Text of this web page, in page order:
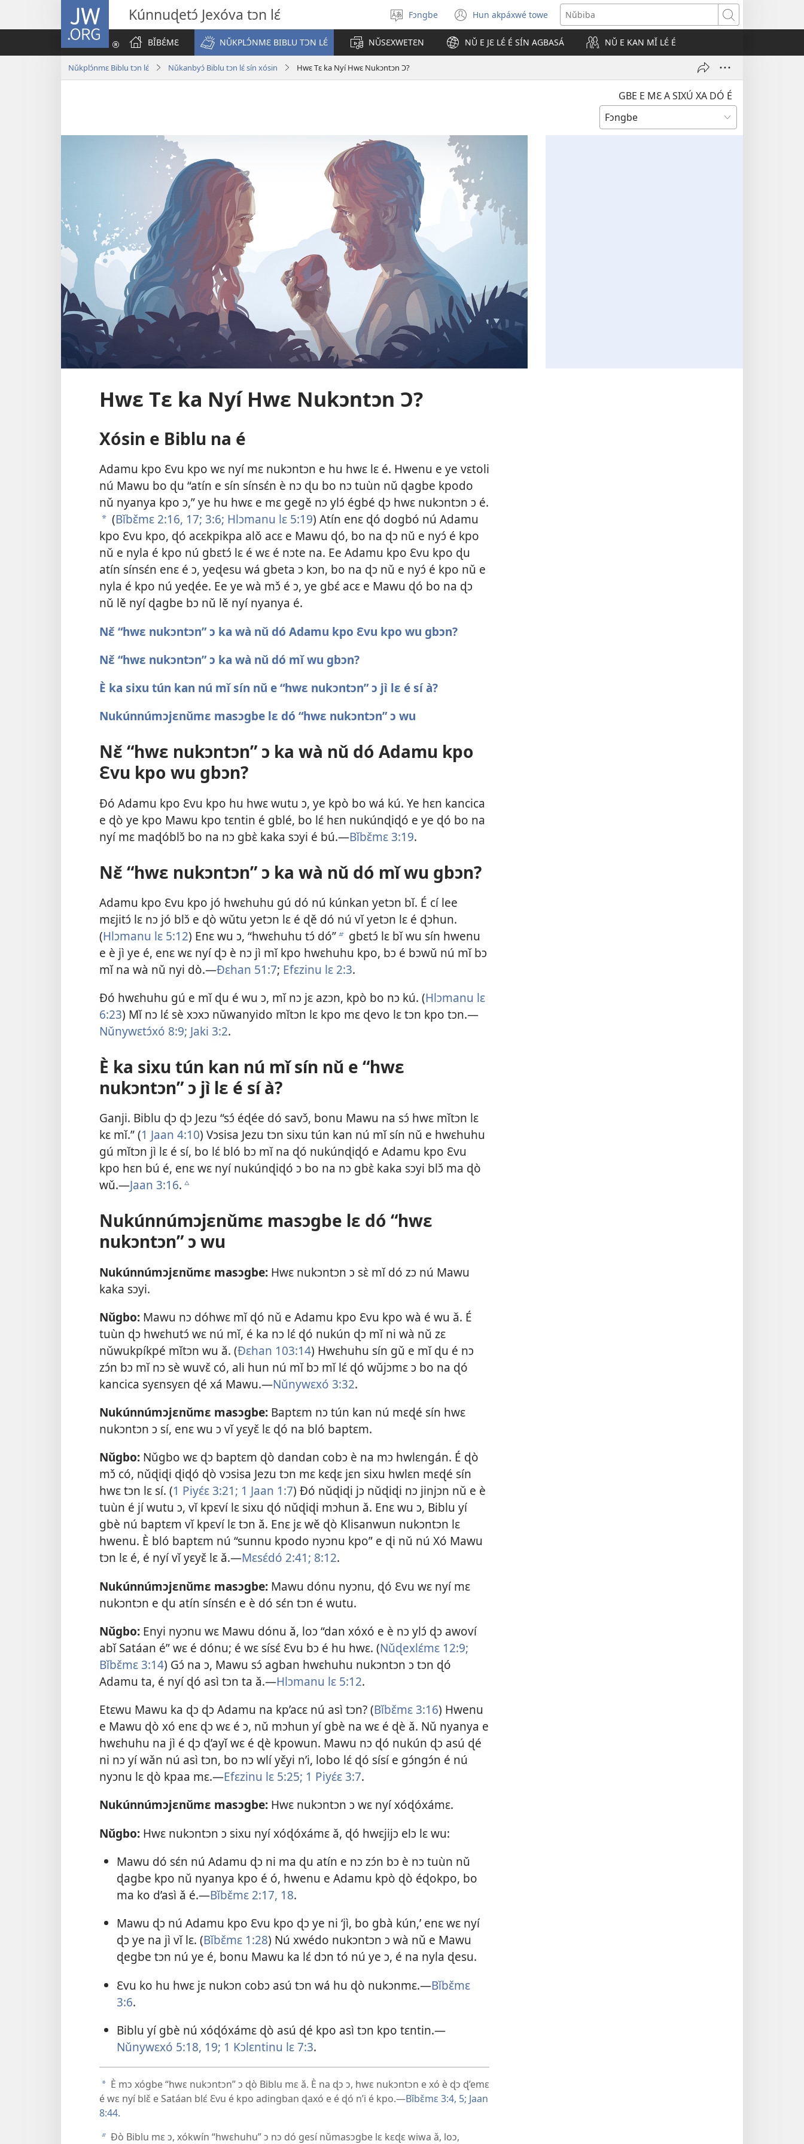
JW.ORG Kúnnuɖetɔ́ Jexóva tɔn lɛ́
Sɔ́
gbe
ɖokpó
Fɔngbe Hun akpáxwé towe
(opens
new
window)
Nǔbiba
BǏBƐ́MƐ
NǓKPLƆ́NMƐ BIBLU TƆN LƐ́ NǓSƐXWETƐN NǓ E JƐ LƐ́ É SÍN AGBASÁ NǓ E KAN MǏ LƐ́ É
Nǔkplɔ́nmɛ Biblu tɔn lɛ́ Nǔkanbyɔ́ Biblu tɔn lɛ́ sín xósin Hwɛ Tɛ ka Nyí Hwɛ Nukɔntɔn Ɔ?
GBE E MƐ A SIXÚ XA DÓ É
Hwɛ Tɛ ka Nyí Hwɛ Nukɔntɔn Ɔ?
Xósin e Biblu na é
Adamu kpo Ɛvu kpo wɛ nyí mɛ nukɔntɔn e hu hwɛ lɛ é. Hwenu e ye vɛtoli
nú Mawu bo ɖu “atín e sín sínsɛ́n è nɔ ɖu bo nɔ tuùn nǔ ɖagbe kpodo
nǔ nyanya kpo ɔ,” ye hu hwɛ e mɛ gegě nɔ ylɔ́ égbé ɖɔ hwɛ nukɔntɔn ɔ é.
a (Bǐbɛ̌mɛ 2:16, 17; 3:6; Hlɔmanu lɛ 5:19) Atín enɛ ɖó dogbó nú Adamu
kpo Ɛvu kpo, ɖó acɛkpikpa alǒ acɛ e Mawu ɖó, bo na ɖɔ nǔ e nyɔ́ é kpo
nǔ e nyla é kpo nú gbɛtɔ́ lɛ é wɛ é nɔte na. Ee Adamu kpo Ɛvu kpo ɖu
atín sínsɛ́n enɛ é ɔ, yeɖesu wá gbeta ɔ kɔn, bo na ɖɔ nǔ e nyɔ́ é kpo nǔ e
nyla é kpo nú yeɖée. Ee ye wà mɔ̌ é ɔ, ye gbɛ́ acɛ e Mawu ɖó bo na ɖɔ
nǔ lě nyí ɖagbe bɔ nǔ lě nyí nyanya é.
Nɛ̌ “hwɛ nukɔntɔn” ɔ ka wà nǔ dó Adamu kpo Ɛvu kpo wu gbɔn?
Nɛ̌ “hwɛ nukɔntɔn” ɔ ka wà nǔ dó mǐ wu gbɔn?
È ka sixu tún kan nú mǐ sín nǔ e “hwɛ nukɔntɔn” ɔ jì lɛ é sí à?
Nukúnnúmɔjɛnǔmɛ masɔgbe lɛ dó “hwɛ nukɔntɔn” ɔ wu
Nɛ̌ “hwɛ nukɔntɔn” ɔ ka wà nǔ dó Adamu kpo
Ɛvu kpo wu gbɔn?
Ðó Adamu kpo Ɛvu kpo hu hwɛ wutu ɔ, ye kpò bo wá kú. Ye hɛn kancica
e ɖò ye kpo Mawu kpo tɛntin é gblé, bo lɛ́ hɛn nukúnɖiɖó e ye ɖó bo na
nyí mɛ maɖóblɔ̌ bo na nɔ gbɛ̀ kaka sɔyi é bú.—Bǐbɛ̌mɛ 3:19.
Nɛ̌ “hwɛ nukɔntɔn” ɔ ka wà nǔ dó mǐ wu gbɔn?
Adamu kpo Ɛvu kpo jó hwɛhuhu gú dó nú kúnkan yetɔn bǐ. É cí lee
mɛjitɔ́ lɛ nɔ jó blɔ̌ e ɖò wǔtu yetɔn lɛ é ɖě dó nú vǐ yetɔn lɛ é ɖɔhun.
(Hlɔmanu lɛ 5:12) Enɛ wu ɔ, “hwɛhuhu tɔ́ dó”b gbɛtɔ́ lɛ bǐ wu sín hwenu
e è jì ye é, enɛ wɛ nyí ɖɔ è nɔ jì mǐ kpo hwɛhuhu kpo, bɔ é bɔwǔ nú mǐ bɔ
mǐ na wà nǔ nyi dò.—Ðɛhan 51:7; Efɛzinu lɛ 2:3.
Ðó hwɛhuhu gú e mǐ ɖu é wu ɔ, mǐ nɔ jɛ azɔn, kpò bo nɔ kú. (Hlɔmanu lɛ
6:23) Mǐ nɔ lɛ́ sè xɔxɔ nǔwanyido mǐtɔn lɛ kpo mɛ ɖevo lɛ tɔn kpo tɔn.—
Nǔnywɛtɔ́xó 8:9; Jaki 3:2.
È ka sixu tún kan nú mǐ sín nǔ e “hwɛ
nukɔntɔn” ɔ jì lɛ é sí à?
Ganji. Biblu ɖɔ ɖɔ Jezu “sɔ́ éɖée dó savɔ̌, bonu Mawu na sɔ́ hwɛ mǐtɔn lɛ
kɛ mǐ.” (1 Jaan 4:10) Vɔsisa Jezu tɔn sixu tún kan nú mǐ sín nǔ e hwɛhuhu
gú mǐtɔn jì lɛ é sí, bo lɛ́ bló bɔ mǐ na ɖó nukúnɖiɖó e Adamu kpo Ɛvu
kpo hɛn bú é, enɛ wɛ nyí nukúnɖiɖó ɔ bo na nɔ gbɛ̀ kaka sɔyi blɔ̌ ma ɖò
wǔ.—Jaan 3:16. c
Nukúnnúmɔjɛnǔmɛ masɔgbe lɛ dó “hwɛ
nukɔntɔn” ɔ wu
Nukúnnúmɔjɛnǔmɛ masɔgbe: Hwɛ nukɔntɔn ɔ sɛ̀ mǐ dó zɔ nú Mawu
kaka sɔyi.
Nǔgbo: Mawu nɔ dóhwɛ mǐ ɖó nǔ e Adamu kpo Ɛvu kpo wà é wu ǎ. É
tuùn ɖɔ hwɛhutɔ́ wɛ nú mǐ, é ka nɔ lɛ́ ɖó nukún ɖɔ mǐ ni wà nǔ zɛ
nǔwukpíkpé mǐtɔn wu ǎ. (Ðɛhan 103:14) Hwɛhuhu sín gǔ e mǐ ɖu é nɔ
zɔ́n bɔ mǐ nɔ sè wuvɛ̌ có, ali hun nú mǐ bɔ mǐ lɛ́ ɖó wǔjɔmɛ ɔ bo na ɖó
kancica syɛnsyɛn ɖé xá Mawu.—Nǔnywɛxó 3:32.
Nukúnnúmɔjɛnǔmɛ masɔgbe: Baptɛm nɔ tún kan nú mɛɖé sín hwɛ
nukɔntɔn ɔ sí, enɛ wu ɔ vǐ yɛyɛ̌ lɛ ɖó na bló baptɛm.
Nǔgbo: Nǔgbo wɛ ɖɔ baptɛm ɖò dandan cobɔ è na mɔ hwlɛngán. É ɖò
mɔ̌ có, nǔɖiɖi ɖiɖó ɖò vɔsisa Jezu tɔn mɛ kɛɖɛ jɛn sixu hwlɛn mɛɖé sín
hwɛ tɔn lɛ sí. (1 Piyɛ́ɛ 3:21; 1 Jaan 1:7) Ðó nǔɖiɖi jɔ nǔɖiɖi nɔ jinjɔn nǔ e è
tuùn é jí wutu ɔ, vǐ kpɛví lɛ sixu ɖó nǔɖiɖi mɔhun ǎ. Enɛ wu ɔ, Biblu yí
gbè nú baptɛm vǐ kpɛví lɛ tɔn ǎ. Enɛ jɛ wě ɖò Klisanwun nukɔntɔn lɛ
hwenu. È bló baptɛm nú “sunnu kpodo nyɔnu kpo” e ɖi nǔ nú Xó Mawu
tɔn lɛ é, é nyí vǐ yɛyɛ̌ lɛ ǎ.—Mɛsɛ́dó 2:41; 8:12.
Nukúnnúmɔjɛnǔmɛ masɔgbe: Mawu dónu nyɔnu, ɖó Ɛvu wɛ nyí mɛ
nukɔntɔn e ɖu atín sínsɛ́n e è dó sɛ́n tɔn é wutu.
Nǔgbo: Enyi nyɔnu wɛ Mawu dónu ǎ, loɔ “dan xóxó e è nɔ ylɔ́ ɖɔ awoví
abǐ Satáan é” wɛ é dónu; é wɛ sísɛ́ Ɛvu bɔ é hu hwɛ. (Nǔɖexlɛ́mɛ 12:9;
Bǐbɛ̌mɛ 3:14) Gɔ́ na ɔ, Mawu sɔ́ agban hwɛhuhu nukɔntɔn ɔ tɔn ɖó
Adamu ta, é nyí ɖó asì tɔn ta ǎ.—Hlɔmanu lɛ 5:12.
Etɛwu Mawu ka ɖɔ ɖɔ Adamu na kp’acɛ nú asì tɔn? (Bǐbɛ̌mɛ 3:16) Hwenu
e Mawu ɖò xó enɛ ɖɔ wɛ é ɔ, nǔ mɔhun yí gbè na wɛ é ɖè ǎ. Nǔ nyanya e
hwɛhuhu na jì é ɖɔ ɖ’ayǐ wɛ é ɖè kpowun. Mawu nɔ ɖó nukún ɖɔ asú ɖé
ni nɔ yí wǎn nú asì tɔn, bo nɔ wlí yɛ̌yi n’i, lobo lɛ́ ɖó sísí e gɔ́ngɔ́n é nú
nyɔnu lɛ ɖò kpaa mɛ.—Efɛzinu lɛ 5:25; 1 Piyɛ́ɛ 3:7.
Nukúnnúmɔjɛnǔmɛ masɔgbe: Hwɛ nukɔntɔn ɔ wɛ nyí xóɖóxámɛ.
Nǔgbo: Hwɛ nukɔntɔn ɔ sixu nyí xóɖóxámɛ ǎ, ɖó hwɛjijɔ elɔ lɛ wu:
Mawu dó sɛ́n nú Adamu ɖɔ ni ma ɖu atín e nɔ zɔ́n bɔ è nɔ tuùn nǔ
ɖagbe kpo nǔ nyanya kpo é ó, hwenu e Adamu kpò ɖò éɖokpo, bo
ma ko d’asì ǎ é.—Bǐbɛ̌mɛ 2:17, 18.
Mawu ɖɔ nú Adamu kpo Ɛvu kpo ɖɔ ye ni ‘jì, bo gbà kún,’ enɛ wɛ nyí
ɖɔ ye na jì vǐ lɛ. (Bǐbɛ̌mɛ 1:28) Nú xwédo nukɔntɔn ɔ wà nǔ e Mawu
ɖegbe tɔn nú ye é, bonu Mawu ka lɛ́ dɔn tó nú ye ɔ, é na nyla ɖesu.
Ɛvu ko hu hwɛ jɛ nukɔn cobɔ asú tɔn wá hu ɖò nukɔnmɛ.—Bǐbɛ̌mɛ
3:6.
Biblu yí gbè nú xóɖóxámɛ ɖò asú ɖé kpo asì tɔn kpo tɛntin.—
Nǔnywɛxó 5:18, 19; 1 Kɔlɛntinu lɛ 7:3.
a È mɔ xógbe “hwɛ nukɔntɔn” ɔ ɖò Biblu mɛ ǎ. È na ɖɔ ɔ, hwɛ nukɔntɔn e xó è ɖɔ ɖ’emɛ
é wɛ nyí blɛ̌ e Satáan blɛ́ Ɛvu é kpo adingban ɖaxó e é ɖó n’i é kpo.—Bǐbɛ̌mɛ 3:4, 5; Jaan
8:44.
b Ðò Biblu mɛ ɔ, xókwín “hwɛhuhu” ɔ nɔ dó gesí nǔmasɔgbe lɛ kɛɖɛ wiwa ǎ, loɔ,